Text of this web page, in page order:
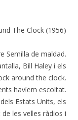
The Clock (1956)
Semilla de maldad.
Bill Haley i els
around the clock.
havíem escoltat.
Estats Units, els
les velles ràdios i